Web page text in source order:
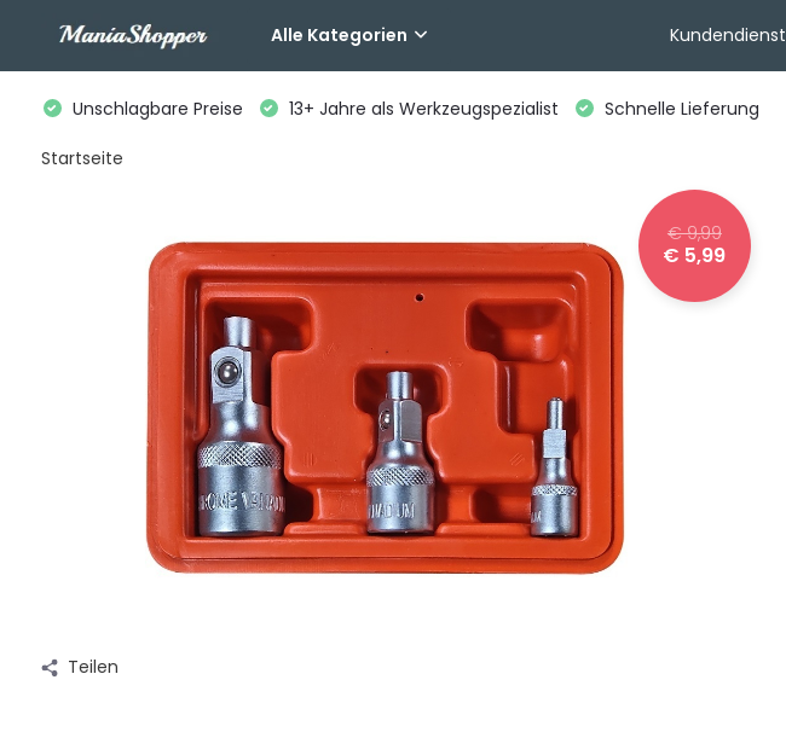
Alle Kategorien Kundendienst
Unschlagbare Preise 13+ Jahre als Werkzeugspezialist Schnelle Lieferung
Startseite
€ 9,99
€ 5,99
Teilen